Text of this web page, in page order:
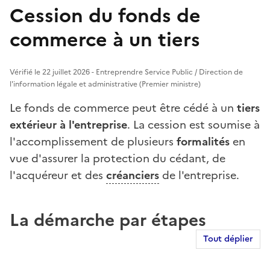
Cession du fonds de
commerce à un tiers
Vérifié le 22 juillet 2026 - Entreprendre Service Public / Direction de
l'information légale et administrative (Premier ministre)
Le fonds de commerce peut être cédé à un tiers
extérieur à l'entreprise. La cession est soumise à
l'accomplissement de plusieurs formalités en
vue d'assurer la protection du cédant, de
l'acquéreur et des créanciers de l'entreprise.
La démarche par étapes
Tout déplier